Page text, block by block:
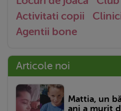
Activitati copii
Agentii bone
Articole noi
Mattia, un
ani a murit